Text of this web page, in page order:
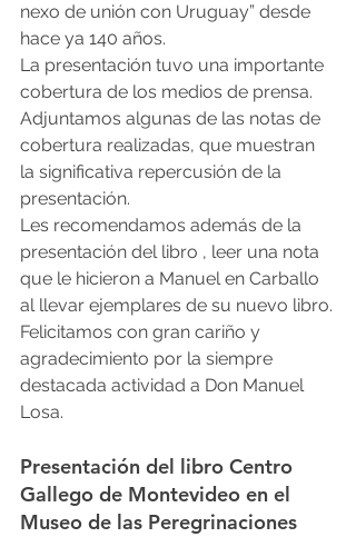
nexo de unión con Uruguay” desde
hace ya 140 años.
La presentación tuvo una importante
cobertura de los medios de prensa.
Adjuntamos algunas de las notas de
cobertura realizadas, que muestran
la significativa repercusión de la
presentación.
Les recomendamos además de la
presentación del libro , leer una nota
que le hicieron a Manuel en Carballo
al llevar ejemplares de su nuevo libro.
Felicitamos con gran cariño y
agradecimiento por la siempre
destacada actividad a Don Manuel
Losa.
Presentación del libro Centro
Gallego de Montevideo en el
Museo de las Peregrinaciones